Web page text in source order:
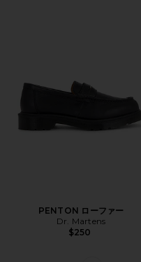
PENTON ローファー
Dr. Martens
$250